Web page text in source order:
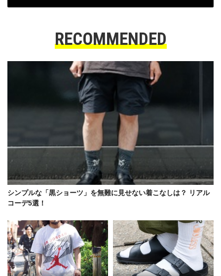
RECOMMENDED
シンプルな「黒ショーツ」を無難に見せない着こなしは？ リアル
コーデ5選！